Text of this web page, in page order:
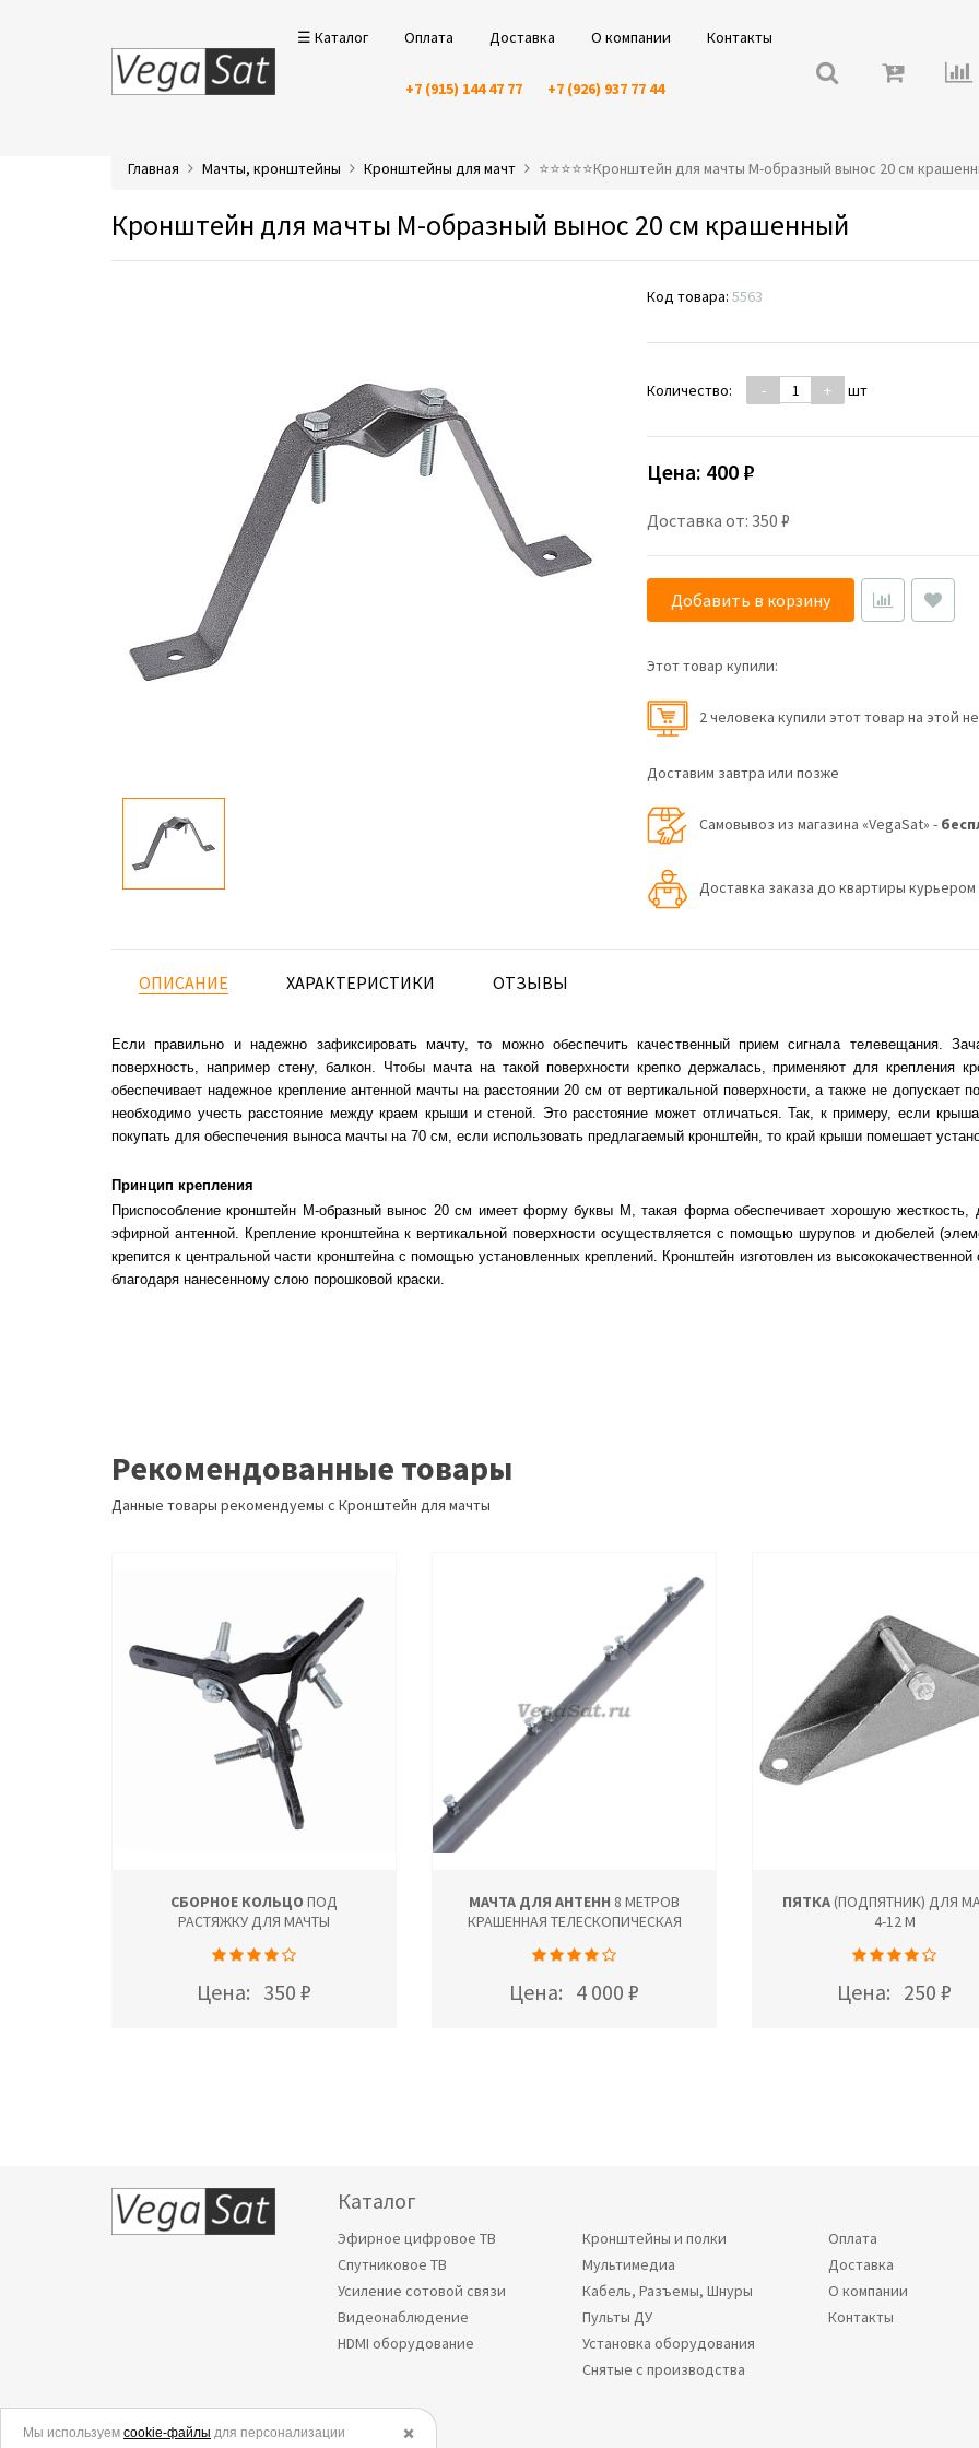
☰ Каталог Оплата Доставка О компании Контакты
+7 (915) 144 47 77 +7 (926) 937 77 44
Главная Мачты, кронштейны Кронштейны для мачт ⭐️⭐️⭐️⭐️⭐️Кронштейн для мачты М-образный вынос 20 см
Кронштейн для мачты М-образный вынос 20 см крашенный
Код товара:5563
Количество: - + шт
Цена: 400 ₽
Доставка от: 350 ₽
Добавить в корзину
Этот товар купили:
2 человекa купили этот товар на этой
Доставим завтра или позже
Самовывоз из магазина «VegaSat» -
Доставка заказа до квартиры курьером
ОПИСАНИЕ ХАРАКТЕРИСТИКИ ОТЗЫВЫ
Если правильно и надежно зафиксировать мачту, то можно обеспечить качественный прием сигнала телевещания.
поверхность, например стену, балкон. Чтобы мачта на такой поверхности крепко держалась, применяют для крепления
обеспечивает надежное крепление антенной мачты на расстоянии 20 см от вертикальной поверхности, а также не допускает
необходимо учесть расстояние между краем крыши и стеной. Это расстояние может отличаться. Так, к примеру, если
покупать для обеспечения выноса мачты на 70 см, если использовать предлагаемый кронштейн, то край крыши помешает
Принцип крепления
Приспособление кронштейн М-образный вынос 20 см имеет форму буквы М, такая форма обеспечивает хорошую жесткость,
эфирной антенной. Крепление кронштейна к вертикальной поверхности осуществляется с помощью шурупов и дюбелей
крепится к центральной части кронштейна с помощью установленных креплений. Кронштейн изготовлен из
благодаря нанесенному слою порошковой краски.
Рекомендованные товары
Данные товары рекомендуемы с Кронштейн для мачты
СБОРНОЕ КОЛЬЦО ПОД
РАСТЯЖКУ ДЛЯ МАЧТЫ
Цена: 350 ₽
МАЧТА ДЛЯ АНТЕНН 8 МЕТРОВ
КРАШЕННАЯ ТЕЛЕСКОПИЧЕСКАЯ
Цена: 4 000 ₽
ПЯТКА(ПОДПЯТНИК) ДЛЯ
4-12 М
Цена: 250 ₽
Каталог
Эфирное цифровое ТВ
Спутниковое ТВ
Усиление сотовой связи
Видеонаблюдение
HDMI оборудование
Кронштейны и полки
Мультимедиа
Кабель, Разъемы, Шнуры
Пульты ДУ
Установка оборудования
Снятые с производства
Оплата
Доставка
О компании
Контакты
© 2006-2026.
✖️
Мы используем cookie-файлы для персонализации